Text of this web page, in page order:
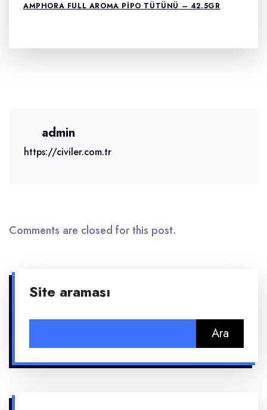
AMPHORA FULL AROMA PIPO TÜTÜNÜ – 42.5GR
admin
https://civiler.com.tr
Comments are closed for this post.
Site araması